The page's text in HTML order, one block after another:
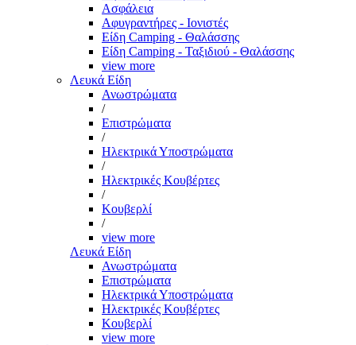
Ασφάλεια
Αφυγραντήρες - Ιονιστές
Είδη Camping - Θαλάσσης
Είδη Camping - Ταξιδιού - Θαλάσσης
view more
Λευκά Είδη
Ανωστρώματα
/
Επιστρώματα
/
Ηλεκτρικά Υποστρώματα
/
Ηλεκτρικές Κουβέρτες
/
Κουβερλί
/
view more
Λευκά Είδη
Ανωστρώματα
Επιστρώματα
Ηλεκτρικά Υποστρώματα
Ηλεκτρικές Κουβέρτες
Κουβερλί
view more